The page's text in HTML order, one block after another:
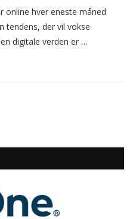
online hver eneste måned
tendens, der vil vokse
digitale verden er …